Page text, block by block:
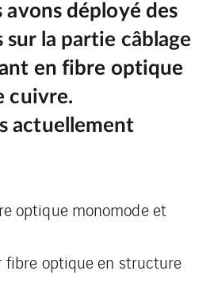
avons déployé des
la partie câblage
en fibre optique
cuivre.
actuellement
optique monomode et
fibre optique en structure